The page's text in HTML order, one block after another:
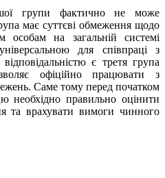
групи фактично не може
має суттєві обмеження щодо
на загальній системі
для співпраці з
є третя група
офіційно працювати з
Саме тому перед початком
необхідно правильно оцінити
та врахувати вимоги чинного